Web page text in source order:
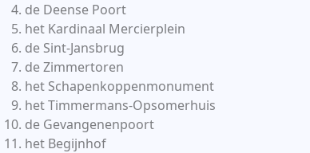
de Deense Poort
het Kardinaal Mercierplein
de Sint-Jansbrug
de Zimmertoren
het Schapenkoppenmonument
het Timmermans-Opsomerhuis
de Gevangenenpoort
het Begijnhof